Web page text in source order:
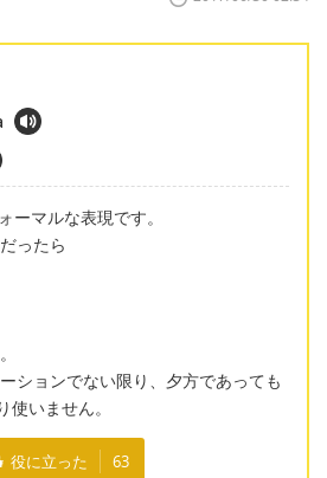
マルな表現です。
ったら
ションでない限り、夕方であっても
いません。
役に立った 63